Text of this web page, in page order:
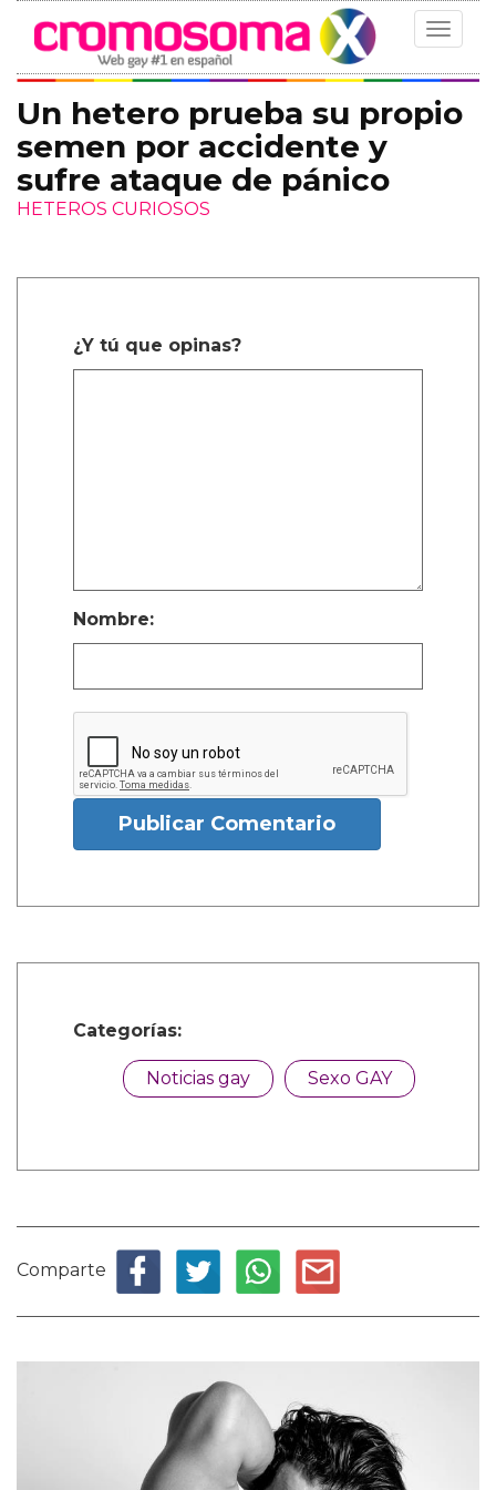
Toggle
Un hetero prueba su propio
semen por accidente y
sufre ataque de pánico
HETEROS CURIOSOS
¿Y tú que opinas?
Nombre:
Publicar Comentario
Categorías:
Noticias gay Sexo GAY
Comparte